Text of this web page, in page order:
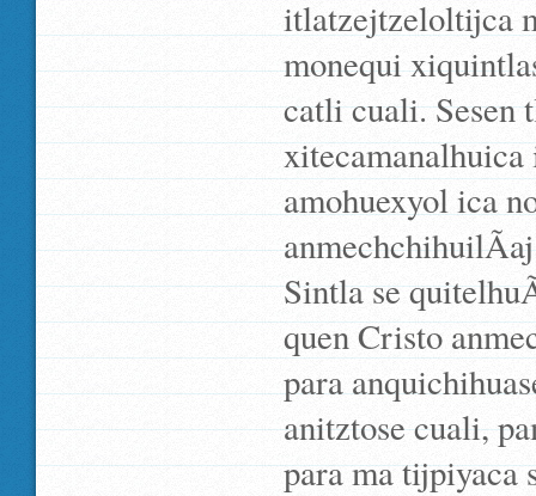
itlatzejtzeloltijca
monequi
catli cuali. Sesen
amohuexyol ica
Sintla se
quen Cristo
para
anitztose cuali,
para ma tijpiyaca